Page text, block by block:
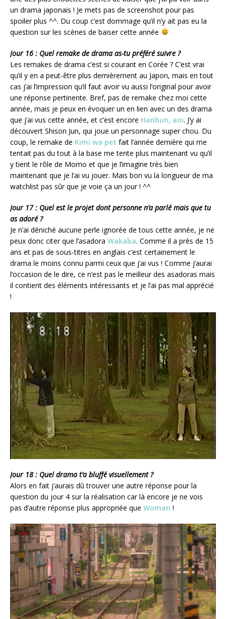
un drama japonais ! Je mets pas de screenshot pour pas
spoiler plus ^^. Du coup c’est dommage qu’il n’y ait pas eu la
question sur les scènes de baiser cette année
Jour 16 : Quel remake de drama as-tu préféré suivre ?
Les remakes de drama c’est si courant en Corée ? C’est vrai
qu’il y en a peut-être plus dernièrement au Japon, mais en tout
cas j’ai l’impression qu’il faut avoir vu aussi l’original pour avoir
une réponse pertinente. Bref, pas de remake chez moi cette
année, mais je peux en évoquer un en lien avec un des drama
que j’ai vus cette année, et c’est encore Hanbun, aoi. J’y ai
découvert Shison Jun, qui joue un personnage super chou. Du
coup, le remake de Kimi wa pet fait l’année dernière qui me
tentait pas du tout à la base me tente plus maintenant vu qu’il
y tient le rôle de Momo et que je l’imagine très bien
maintenant que je l’ai vu jouer. Mais bon vu la longueur de ma
watchlist pas sûr que je voie ça un jour ! ^^
Jour 17 : Quel est le projet dont personne n’a parlé mais que tu
as adoré ?
Je n’ai déniché aucune perle ignorée de tous cette année, je ne
peux donc citer que l’asadora Wakaba. Comme il a près de 15
ans et pas de sous-titres en anglais c’est certainement le
drama le moins connu parmi ceux que j’ai vus ! Comme j’aurai
l’occasion de le dire, ce n’est pas le meilleur des asadoras mais
il contient des éléments intéressants et je l’ai pas mal apprécié
!
Jour 18 : Quel drama t’a bluffé visuellement ?
Alors en fait j’aurais dû trouver une autre réponse pour la
question du jour 4 sur la réalisation car là encore je ne vois
pas d’autre réponse plus appropriée que Woman !